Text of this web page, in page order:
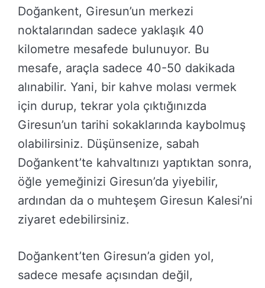
Doğankent, Giresun’un merkezi
noktalarından sadece yaklaşık 40
kilometre mesafede bulunuyor. Bu
mesafe, araçla sadece 40-50 dakikada
alınabilir. Yani, bir kahve molası vermek
için durup, tekrar yola çıktığınızda
Giresun’un tarihi sokaklarında kaybolmuş
olabilirsiniz. Düşünsenize, sabah
Doğankent’te kahvaltınızı yaptıktan sonra,
öğle yemeğinizi Giresun’da yiyebilir,
ardından da o muhteşem Giresun Kalesi’ni
ziyaret edebilirsiniz.
Doğankent’ten Giresun’a giden yol,
sadece mesafe açısından değil,